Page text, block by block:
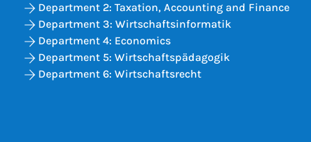
Department 2: Taxation, Accounting and Finance
Department 3: Wirtschaftsinformatik
Department 4: Economics
Department 5: Wirtschaftspädagogik
Department 6: Wirtschaftsrecht